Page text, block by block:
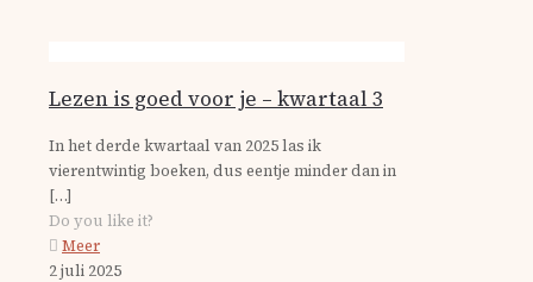
Lezen is goed voor je – kwartaal 3
In het derde kwartaal van 2025 las ik
vierentwintig boeken, dus eentje minder dan in
[…]
Do you like it?
Meer
2 juli 2025